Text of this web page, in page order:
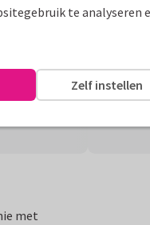
met
te analyseren
Zelf instellen